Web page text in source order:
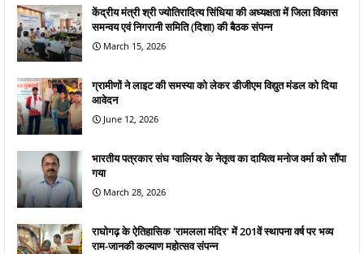
केंद्रीय मंत्री श्री ज्योतिरादित्य सिंधिया की अध्यक्षता में जिला विकास
समन्वय एवं निगरानी समिति (दिशा) की बैठक संपन्न
March 15, 2026
ग्रामीणों ने लाइट की समस्या को लेकर डीजीएम विद्युत मंडल को दिया
आवेदन
June 12, 2026
भारतीय पत्रकार संघ ग्वालियर के नेतृत्व का दायित्व मनोज वर्मा को सौंपा
गया
March 28, 2026
राघोगढ़ के ऐतिहासिक 'रामलला मंदिर' में 201वें स्थापना वर्ष पर भव्य
राम-जानकी कल्याण महोत्सव संपन्न